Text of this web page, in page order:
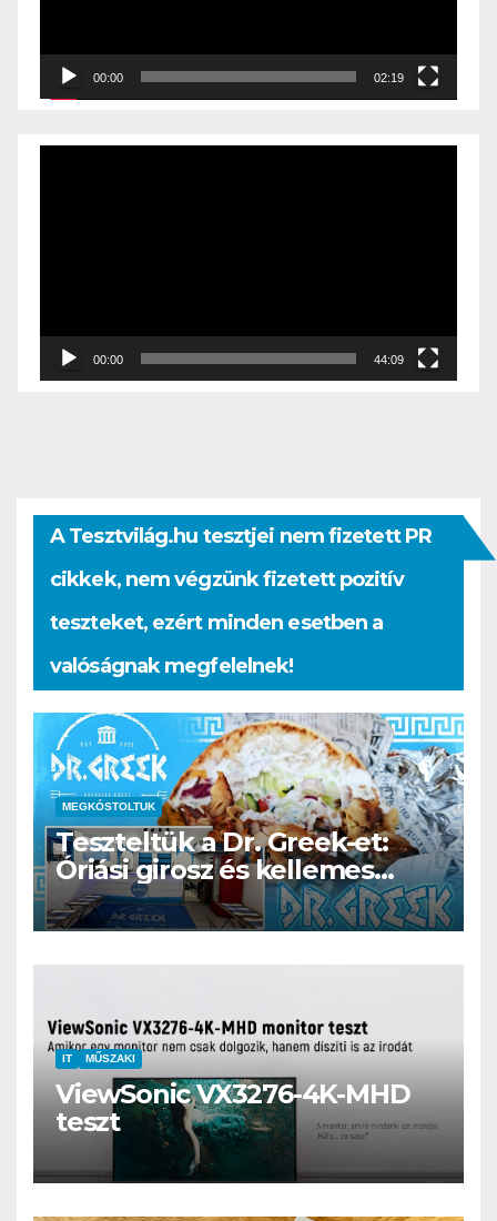
00:00 02:19
00:00 44:09
A Tesztvilág.hu tesztjei nem fizetett PR
cikkek, nem végzünk fizetett pozitív
teszteket, ezért minden esetben a
valóságnak megfelelnek!
MEGKÓSTOLTUK
Teszteltük a Dr. Greek-et:
Óriási girosz és kellemes
kerthelyiség Csepel szívében
IT MŰSZAKI
ViewSonic VX3276-4K-MHD
teszt